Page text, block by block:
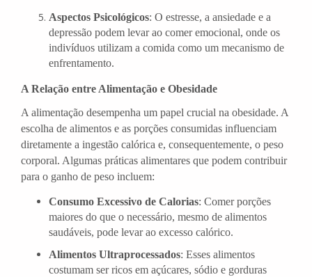
Aspectos Psicológicos: O estresse, a ansiedade e a
depressão podem levar ao comer emocional, onde os
indivíduos utilizam a comida como um mecanismo de
enfrentamento.
A Relação entre Alimentação e Obesidade
A alimentação desempenha um papel crucial na obesidade. A
escolha de alimentos e as porções consumidas influenciam
diretamente a ingestão calórica e, consequentemente, o peso
corporal. Algumas práticas alimentares que podem contribuir
para o ganho de peso incluem:
Consumo Excessivo de Calorias: Comer porções
maiores do que o necessário, mesmo de alimentos
saudáveis, pode levar ao excesso calórico.
Alimentos Ultraprocessados: Esses alimentos
costumam ser ricos em açúcares, sódio e gorduras